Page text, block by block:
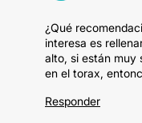
¿Qué
interesa es
alto, si están muy
en el torax,
Responder